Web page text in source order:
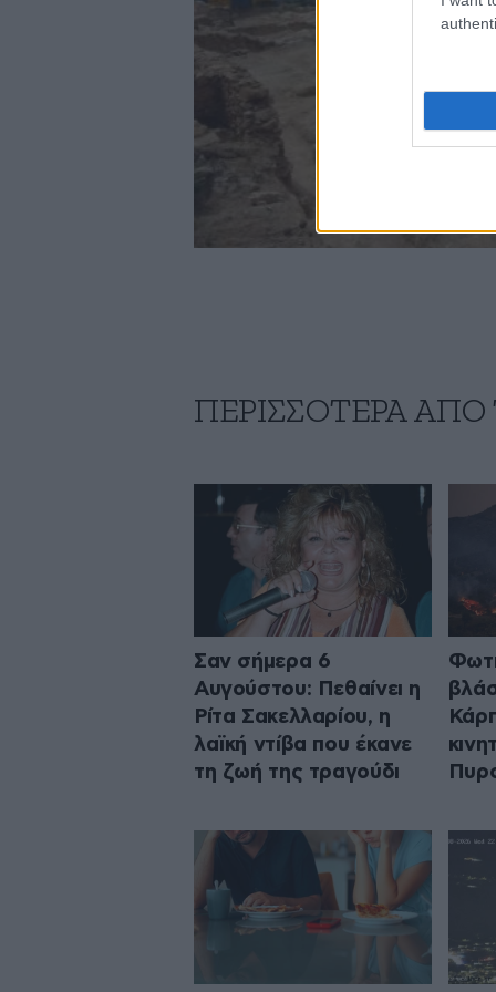
ΠΕΡΙΣΣΟΤΕΡΑ
Σαν σήμερα 6
Αυγούστου: Πεθαίνει η
Ρίτα Σακελλαρίου, η
λαϊκή ντίβα που έκανε
τη ζωή της τραγούδι